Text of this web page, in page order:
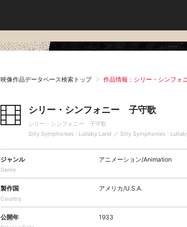
映像作品データベース検索トップ 作品情報：シリー・シンフ
シリー・シンフォニー 子守歌
シリー・シンフォニー 子守歌
Silly Symphonies : Lullaby Land ／ Silly Symphonies :
ジャンル
Genre
アニメーション/Animation
製作国
Country
アメリカ/U.S.A.
公開年 1933